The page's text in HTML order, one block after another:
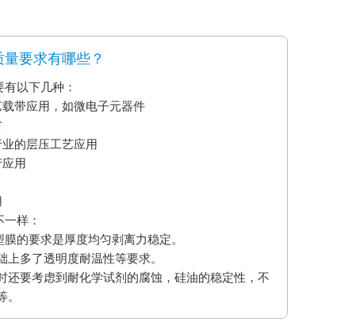
要求有哪些？
以下几种：
带应用，如微电子元器件
的层压工艺应用
用
样：
的要求是厚度均匀剥离力稳定。
多了透明度耐温性等要求。
还要考虑到耐化学试剂的腐蚀，硅油的稳定性，不
。